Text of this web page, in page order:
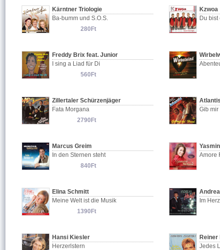
Kärntner Triologie
Ba-bumm und S.O.S.
280Ft
Kzwoa
Du
Freddy Brix feat. Junior
I sing a Liad für Di
560Ft
Zillertaler Schürzenjäger
Fata Morgana
2790Ft
Gib
Marcus Greim
In den Sternen steht
840Ft
Amore
Elina Schmitt
Meine Welt ist die Musik
1390Ft
Im
Hansi Kiesler
Herzerlstern
Jedes